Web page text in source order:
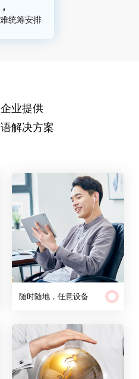
统筹安排
业提供
解决方案
随时随地，任意设备